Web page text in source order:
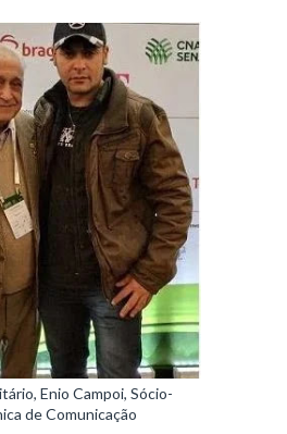
Enio Campoi, Sócio-
de Comunicação